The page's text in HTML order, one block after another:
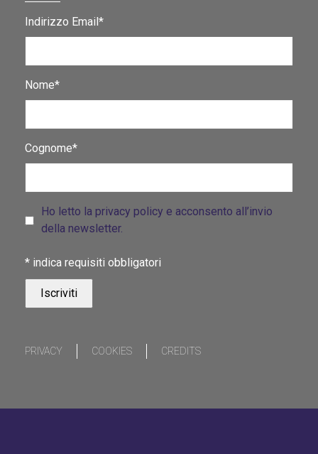
Indirizzo Email*
Nome*
Cognome*
Ho letto la privacy policy e acconsento all’invio
della newsletter.
* indica requisiti obbligatori
PRIVACY COOKIES CREDITS